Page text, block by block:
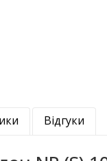
Відгуки